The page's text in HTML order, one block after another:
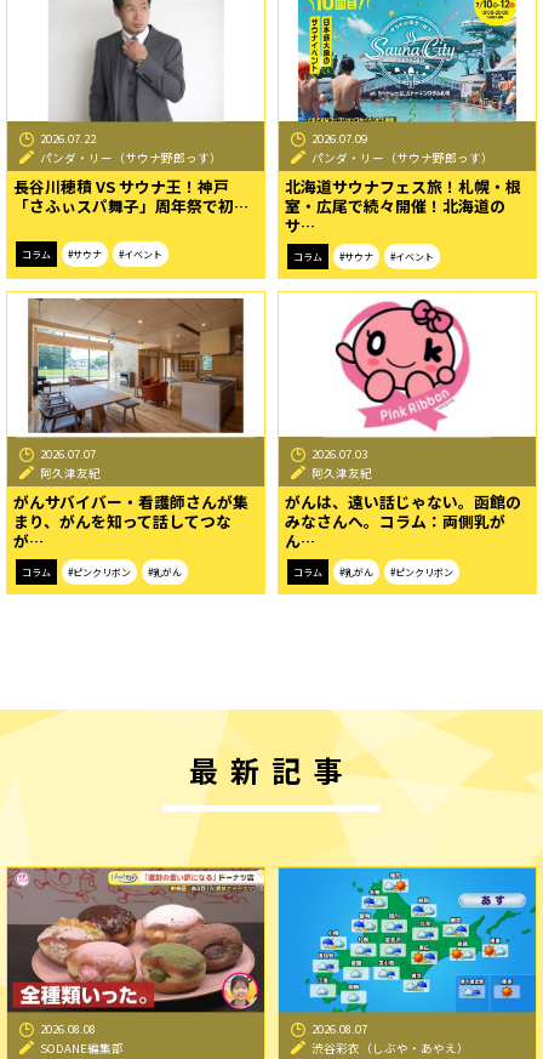
2026.07.22
パンダ・リー（サウナ野郎っす）
長谷川穂積 VS サウナ王！神戸
「さふぃスパ舞子」周年祭で初…
コラム #サウナ #イベント
2026.07.09
パンダ・リー（サウナ野郎っす）
北海道サウナフェス旅！札幌・根
室・広尾で続々開催！北海道の
サ…
コラム #サウナ #イベント
2026.07.07
阿久津友紀
がんサバイバー・看護師さんが集
まり、がんを知って話してつな
が…
コラム #ピンクリボン #乳がん
2026.07.03
阿久津友紀
がんは、遠い話じゃない。函館の
みなさんへ。コラム：両側乳が
ん…
コラム #乳がん #ピンクリボン
最新記事
2026.08.08
SODANE編集部
2026.08.07
渋谷彩衣（しぶや・あやえ）